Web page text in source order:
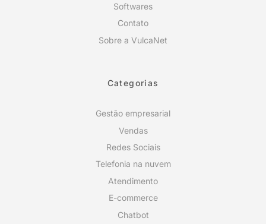
Softwares
Contato
Sobre a VulcaNet
Categorias
Gestão empresarial
Vendas
Redes Sociais
Telefonia na nuvem
Atendimento
E-commerce
Chatbot